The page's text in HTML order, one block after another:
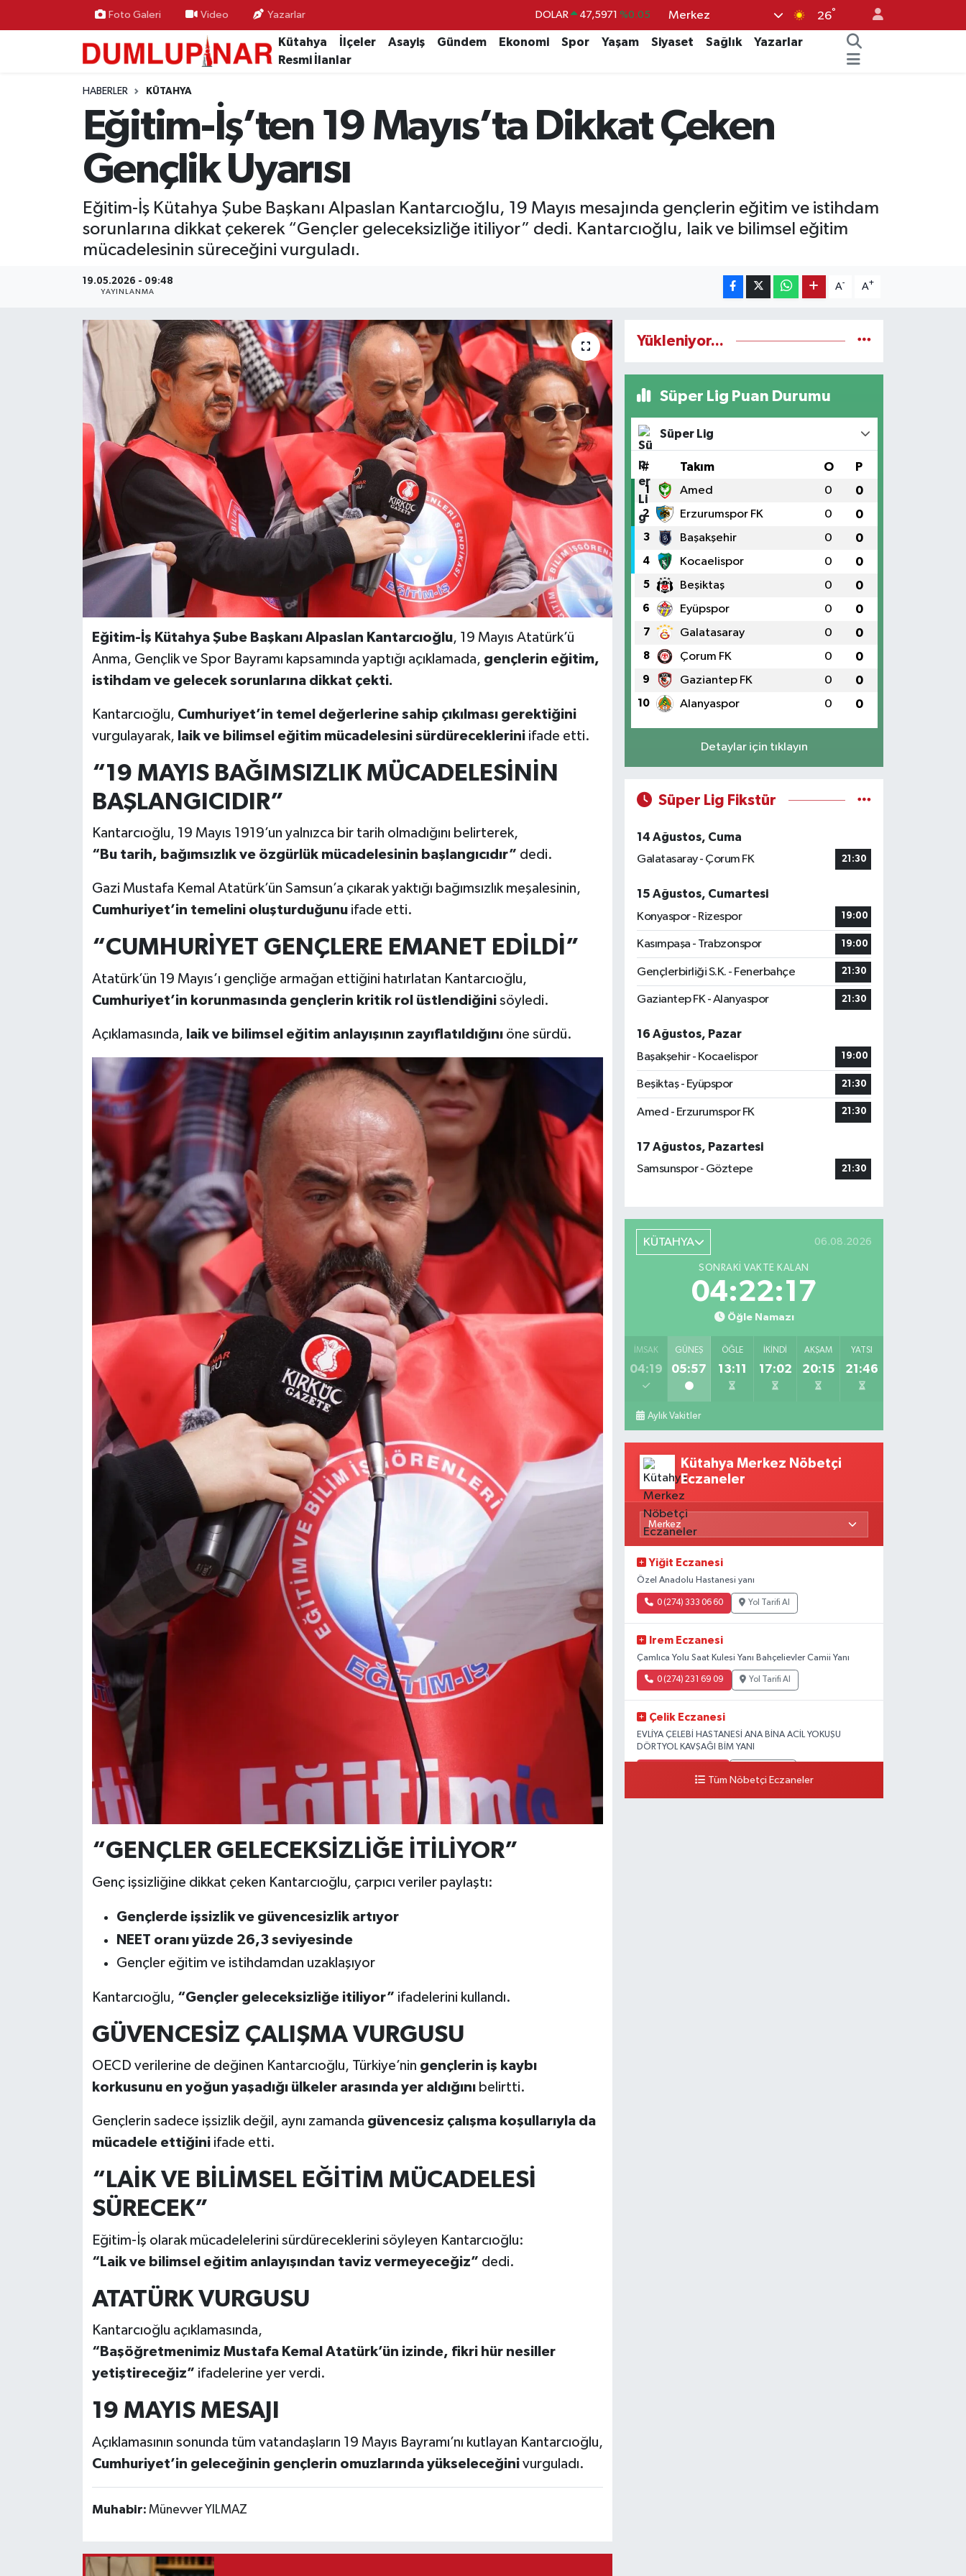
Foto Galeri Video Yazarlar DOLAR 47,5971 %0.05
EURO 55,1336 %0.18
BİST100 13.703 %0
Merkez 26°
Kütahya İlçeler Asayiş Gündem Ekonomi Spor Yaşam Siyaset Sağlık
Yazarlar
Resmi İlanlar
HABERLER KÜTAHYA
Eğitim-İş’ten 19 Mayıs’ta Dikkat Çeken
Gençlik Uyarısı
Eğitim-İş Kütahya Şube Başkanı Alpaslan Kantarcıoğlu, 19 Mayıs mesajında gençlerin eğitim ve istihdam
sorunlarına dikkat çekerek “Gençler geleceksizliğe itiliyor” dedi. Kantarcıoğlu, laik ve bilimsel eğitim
mücadelesinin süreceğini vurguladı.
19.05.2026 - 09:48
YAYINLANMA
A- A+
Eğitim-İş Kütahya Şube Başkanı Alpaslan Kantarcıoğlu, 19 Mayıs Atatürk’ü
Anma, Gençlik ve Spor Bayramı kapsamında yaptığı açıklamada, gençlerin eğitim,
istihdam ve gelecek sorunlarına dikkat çekti.
Kantarcıoğlu, Cumhuriyet’in temel değerlerine sahip çıkılması gerektiğini
vurgulayarak, laik ve bilimsel eğitim mücadelesini sürdürecekleriniifade etti.
“19 MAYIS BAĞIMSIZLIK MÜCADELESİNİN
BAŞLANGICIDIR”
Kantarcıoğlu, 19 Mayıs 1919’un yalnızca bir tarih olmadığını belirterek,
“Bu tarih, bağımsızlık ve özgürlük mücadelesinin başlangıcıdır” dedi.
Gazi Mustafa Kemal Atatürk’ün Samsun’a çıkarak yaktığı bağımsızlık meşalesinin,
Cumhuriyet’in temelini oluşturduğunuifade etti.
“CUMHURİYET GENÇLERE EMANET EDİLDİ”
Atatürk’ün 19 Mayıs’ı gençliğe armağan ettiğini hatırlatan Kantarcıoğlu,
Cumhuriyet’in korunmasında gençlerin kritik rol üstlendiğinisöyledi.
Açıklamasında, laik ve bilimsel eğitim anlayışının zayıflatıldığınıöne sürdü.
“GENÇLER GELECEKSİZLİĞE İTİLİYOR”
Genç işsizliğine dikkat çeken Kantarcıoğlu, çarpıcı veriler paylaştı:
Gençlerde işsizlik ve güvencesizlik artıyor
NEET oranı yüzde 26,3 seviyesinde
Gençler eğitim ve istihdamdan uzaklaşıyor
Kantarcıoğlu, “Gençler geleceksizliğe itiliyor” ifadelerini kullandı.
GÜVENCESİZ ÇALIŞMA VURGUSU
OECD verilerine de değinen Kantarcıoğlu, Türkiye’nin gençlerin iş kaybı
korkusunu en yoğun yaşadığı ülkeler arasında yer aldığınıbelirtti.
Gençlerin sadece işsizlik değil, aynı zamanda güvencesiz çalışma koşullarıyla da
mücadele ettiğiniifade etti.
“LAİK VE BİLİMSEL EĞİTİM MÜCADELESİ
SÜRECEK”
Eğitim-İş olarak mücadelelerini sürdüreceklerini söyleyen Kantarcıoğlu:
“Laik ve bilimsel eğitim anlayışından taviz vermeyeceğiz” dedi.
ATATÜRK VURGUSU
Kantarcıoğlu açıklamasında,
“Başöğretmenimiz Mustafa Kemal Atatürk’ün izinde, fikri hür nesiller
yetiştireceğiz” ifadelerine yer verdi.
19 MAYIS MESAJI
Açıklamasının sonunda tüm vatandaşların 19 Mayıs Bayramı’nı kutlayan Kantarcıoğlu,
Cumhuriyet’in geleceğinin gençlerin omuzlarında yükseleceğinivurguladı.
Muhabir: Münevver YILMAZ
Yükleniyor...
Süper Lig Puan Durumu
Süper Lig
# Takım O P
1 Amed 0 0
2 Erzurumspor FK 0 0
3 Başakşehir 0 0
4 Kocaelispor 0 0
5 Beşiktaş 0 0
6 Eyüpspor 0 0
7 Galatasaray 0 0
8 Çorum FK 0 0
9 Gaziantep FK 0 0
10 Alanyaspor 0 0
Detaylar için tıklayın
Süper Lig Fikstür
14 Ağustos, Cuma
Galatasaray - Çorum FK
21:30
15 Ağustos, Cumartesi
Konyaspor - Rizespor
19:00
Kasımpaşa - Trabzonspor 19:00
Gençlerbirliği S.K. - Fenerbahçe 21:30
Gaziantep FK - Alanyaspor 21:30
16 Ağustos, Pazar
Başakşehir - Kocaelispor
19:00
Beşiktaş - Eyüpspor 21:30
Amed - Erzurumspor FK 21:30
17 Ağustos, Pazartesi
Samsunspor - Göztepe
21:30
KÜTAHYA 06.08.2026
SONRAKI VAKTE KALAN
04:22:15
Öğle Namazı
İMSAK
04:19
GÜNEŞ
05:57
ÖĞLE
13:11
İKINDI
17:02
AKŞAM
20:15
YATSI
21:46
Aylık Vakitler
Kütahya Merkez Nöbetçi
Eczaneler
Yiğit Eczanesi
Özel Anadolu Hastanesi yanı
0 (274) 333 06 60 Yol Tarifi Al
Irem Eczanesi
Çamlıca Yolu Saat Kulesi Yanı Bahçelievler Camii Yanı
0 (274) 231 69 09 Yol Tarifi Al
Çelik Eczanesi
EVLİYA ÇELEBİ HASTANESİ ANA BİNA ACİL YOKUŞU
DÖRTYOL KAVŞAĞI BİM YANI
Tüm Nöbetçi Eczaneler